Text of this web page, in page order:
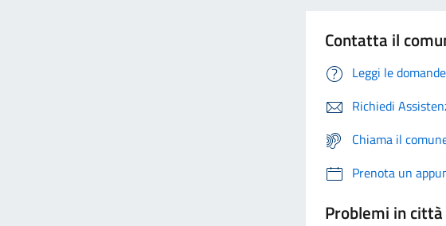
Contatta il
Leggi le
Richiedi
Chiama il
Prenota un
Problemi in città